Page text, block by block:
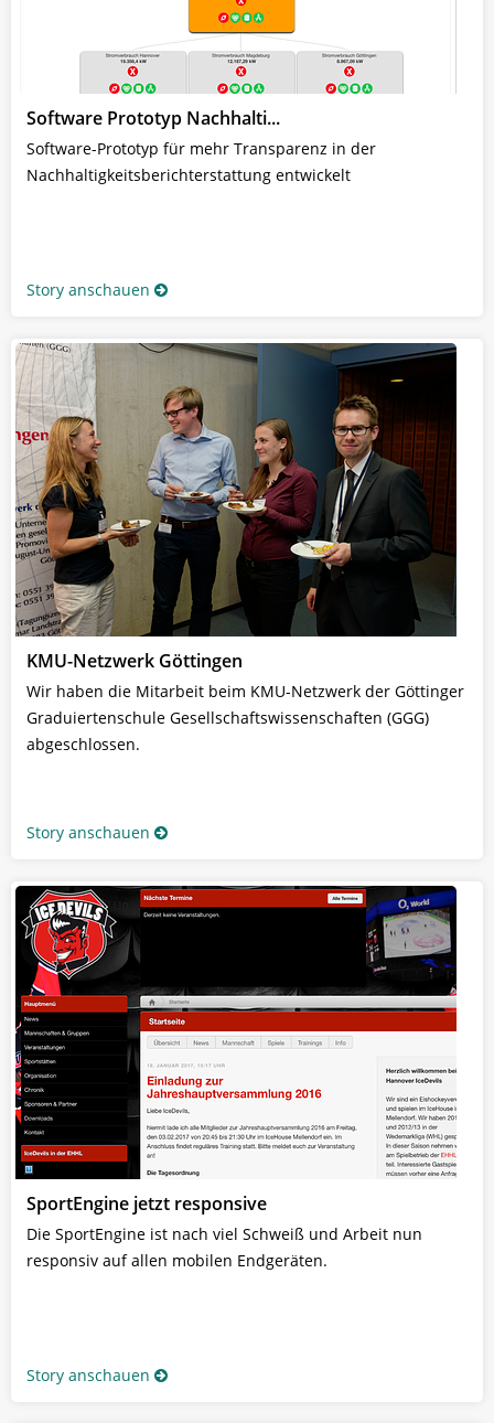
Software Prototyp Nachhalti...
Software-Prototyp für mehr Transparenz in der
Nachhaltigkeitsberichterstattung entwickelt
Story anschauen
KMU-Netzwerk Göttingen
Wir haben die Mitarbeit beim KMU-Netzwerk der Göttinger
Graduiertenschule Gesellschaftswissenschaften (GGG)
abgeschlossen.
Story anschauen
SportEngine jetzt responsive
Die SportEngine ist nach viel Schweiß und Arbeit nun
responsiv auf allen mobilen Endgeräten.
Story anschauen